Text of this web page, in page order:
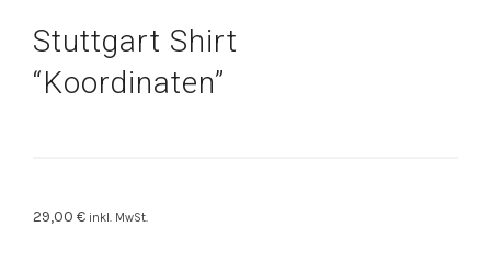
Stuttgart Shirt
“Koordinaten”
29,00 € inkl. MwSt.